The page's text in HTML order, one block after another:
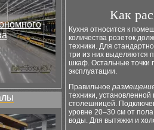
Как
Кухня относится к
количества розеток
техники. Для
три из них выделяются
шкаф. Остальные точки
эксплуатации.
Правильное
техники,
столешницей.
уровне 20–30 см от
воды. Для вытяжки и